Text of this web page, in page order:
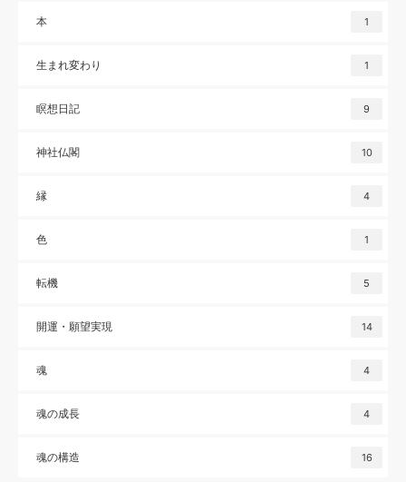
本 1
生まれ変わり 1
瞑想日記 9
神社仏閣 10
縁 4
色 1
転機 5
開運・願望実現 14
魂 4
魂の成長 4
魂の構造 16